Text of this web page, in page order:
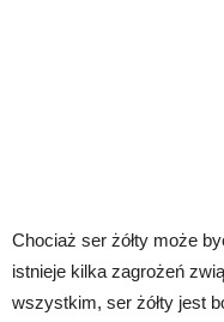
Chociaż ser żółty może
istnieje kilka zagrożeń
wszystkim, ser żółty jest